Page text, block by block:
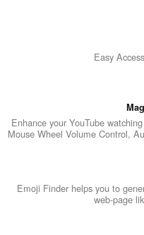
Easy
Enhance your YouTube
Mouse Wheel Volume Control,
Emoji Finder helps you to
web-page